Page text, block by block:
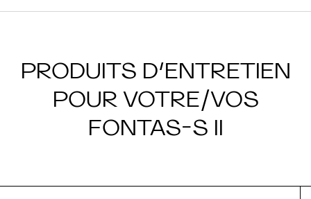
PRODUITS D’ENTRETIEN
POUR VOTRE/VOS
FONTAS-S II